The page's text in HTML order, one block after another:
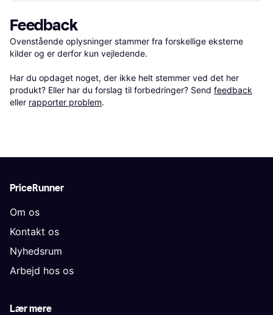
Feedback
Ovenstående oplysninger stammer fra forskellige eksterne
kilder og er derfor kun vejledende.
Har du opdaget noget, der ikke helt stemmer ved det her
produkt? Eller har du forslag til forbedringer? Send feedback
eller rapporter problem.
PriceRunner
Om os
Kontakt os
Nyhedsrum
Arbejd hos os
Lær mere